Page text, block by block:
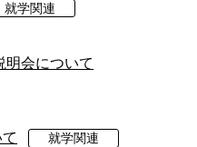
就学関連
明会について
就学関連